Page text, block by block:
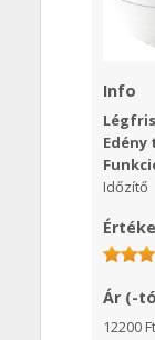
Info
Időzítő
Ár (-
12200 Ft